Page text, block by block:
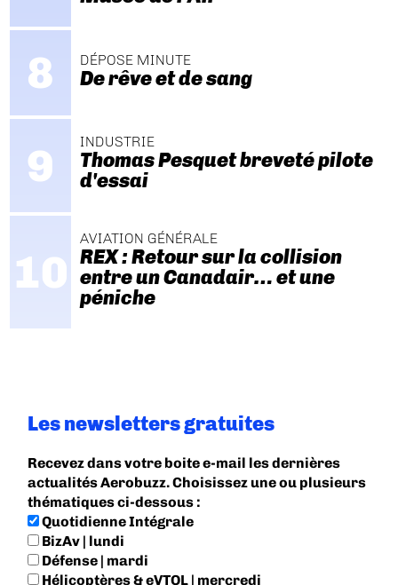
DÉPOSE MINUTE
De rêve et de sang
INDUSTRIE
Thomas Pesquet breveté pilote
d'essai
AVIATION GÉNÉRALE
REX : Retour sur la collision
entre un Canadair… et une
péniche
Les newsletters gratuites
Recevez dans votre boite e-mail les dernières
actualités Aerobuzz. Choisissez une ou plusieurs
thématiques ci-dessous :
Quotidienne Intégrale
BizAv | lundi
Défense | mardi
Hélicoptères & eVTOL | mercredi